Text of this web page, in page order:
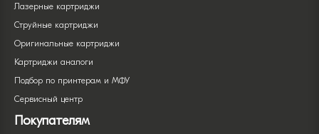
Лазерные картриджи
Струйные картриджи
Оригинальные картриджи
Картриджи аналоги
Подбор по принтерам и МФУ
Сервисный центр
Покупателям